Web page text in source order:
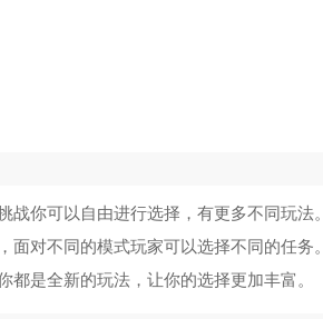
你可以自由进行选择，有更多不同玩法。
对不同的模式玩家可以选择不同的任务。
是全新的玩法，让你的选择更加丰富。